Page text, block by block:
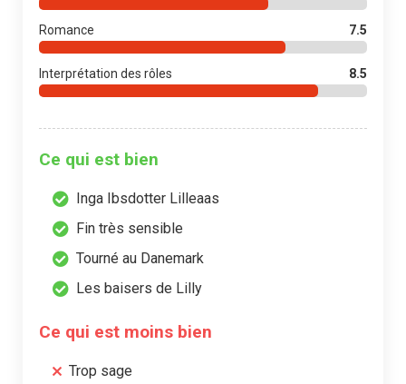
Romance 7.5
Interprétation des rôles 8.5
Ce qui est bien
Inga Ibsdotter Lilleaas
Fin très sensible
Tourné au Danemark
Les baisers de Lilly
Ce qui est moins bien
Trop sage